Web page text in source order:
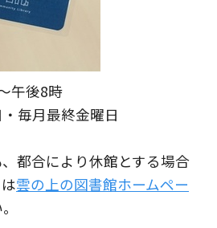
午後8時
毎月最終金曜日
都合により休館とする場合
雲の上の図書館ホームペー